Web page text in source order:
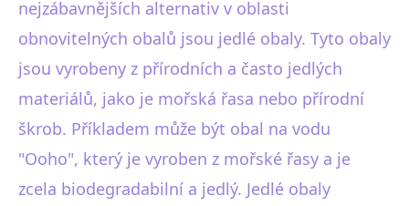
nejzábavnějších alternativ v oblasti
obnovitelných obalů jsou jedlé obaly. Tyto obaly
jsou vyrobeny z přírodních a často jedlých
materiálů, jako je mořská řasa nebo přírodní
škrob. Příkladem může být obal na vodu
"Ooho", který je vyroben z mořské řasy a je
zcela biodegradabilní a jedlý. Jedlé obaly